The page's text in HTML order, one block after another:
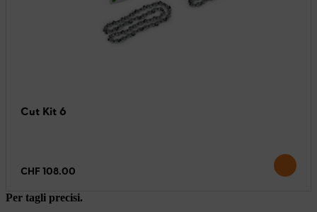
Cut Kit 6
CHF 108.00
Per tagli precisi.